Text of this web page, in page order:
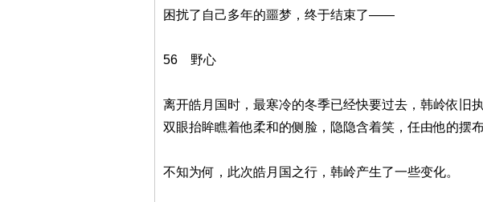
困扰了自己多年的噩梦，终于结束了——
56 野心
离开皓月国时，最寒冷的冬季已经快要过去，韩岭依旧
双眼抬眸瞧着他柔和的侧脸，隐隐含着笑，任由他的摆
不知为何，此次皓月国之行，韩岭产生了一些变化。